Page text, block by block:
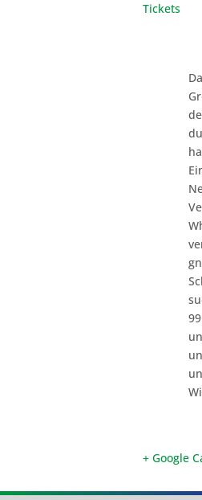
Tickets
+ Google